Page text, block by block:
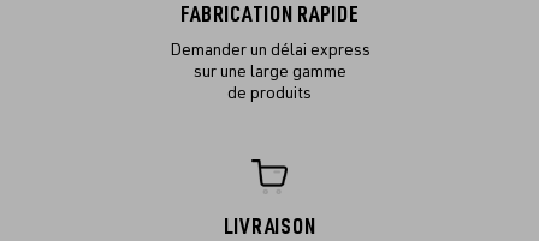
FABRICATION RAPIDE
Demander un délai express
sur une large gamme
de produits
LIVRAISON